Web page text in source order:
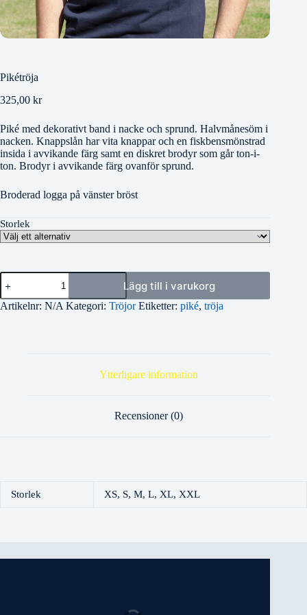
Pikétröja
325,00 kr
Piké med dekorativt band i nacke och sprund. Halvmånesöm i
nacken. Knappslån har vita knappar och en fiskbensmönstrad
insida i avvikande färg samt en diskret brodyr som går ton-i-
ton. Brodyr i avvikande färg ovanför sprund.
Broderad logga på vänster bröst
Storlek
Pikétröja
mängd
Lägg till i varukorg
Artikelnr: N/A Kategori: Tröjor Etiketter: piké, tröja
Ytterligare information
Recensioner (0)
Storlek XS, S, M, L, XL, XXL